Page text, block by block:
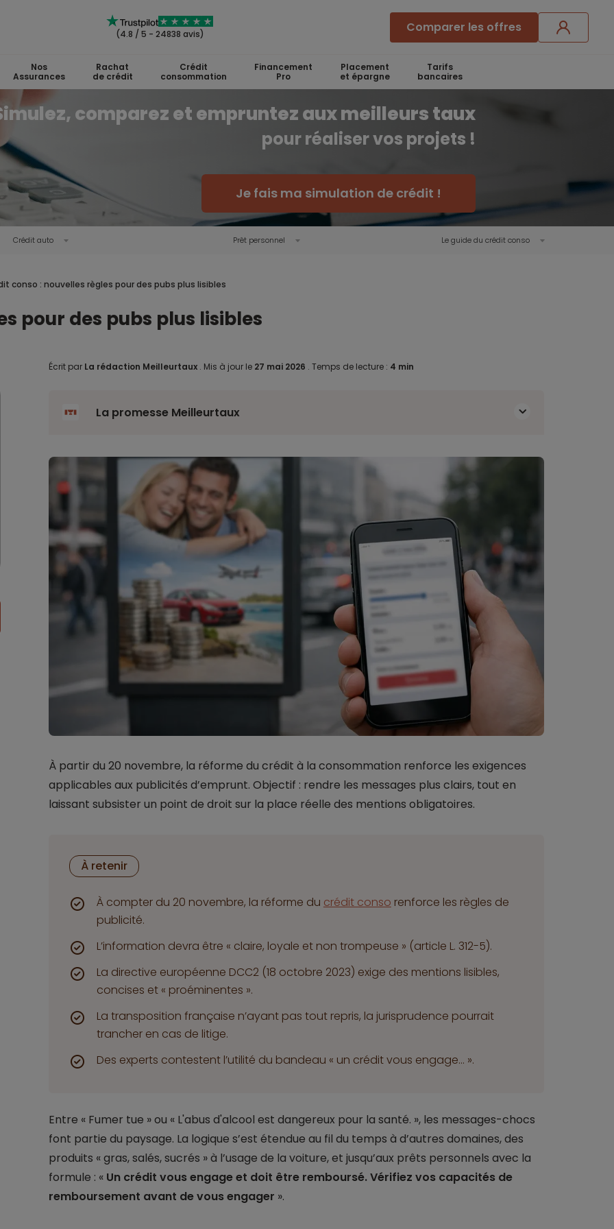
(4.8 / 5 - 24838 avis) Comparer les offres
Nos
Assurances
Rachat
de crédit
Crédit
consommation
Financement
Pro
Placement
et épargne
Tarifs
bancaires
comparez et empruntez aux meilleurs taux
pour réaliser vos projets !
Je fais ma simulation de crédit !
Crédit auto Prêt personnel Le guide du crédit conso
conso : nouvelles règles pour des pubs plus lisibles
pour des pubs plus lisibles
Écrit par La rédaction Meilleurtaux . Mis à jour le 27 mai 2026 . Temps de lecture : 4 min
La promesse Meilleurtaux
À partir du 20 novembre, la réforme du crédit à la consommation renforce les exigences
applicables aux publicités d’emprunt. Objectif : rendre les messages plus clairs, tout en
laissant subsister un point de droit sur la place réelle des mentions obligatoires.
À retenir
À compter du 20 novembre, la réforme du crédit conso renforce les règles de
publicité.
L’information devra être « claire, loyale et non trompeuse » (article L. 312-5).
La directive européenne DCC2 (18 octobre 2023) exige des mentions lisibles,
concises et « proéminentes ».
La transposition française n’ayant pas tout repris, la jurisprudence pourrait
trancher en cas de litige.
Des experts contestent l’utilité du bandeau « un crédit vous engage... ».
Entre « Fumer tue » ou « L'abus d'alcool est dangereux pour la santé. », les messages-chocs
font partie du paysage. La logique s’est étendue au fil du temps à d’autres domaines, des
produits « gras, salés, sucrés » à l’usage de la voiture, et jusqu’aux prêts personnels avec la
formule : « Un crédit vous engage et doit être remboursé. Vérifiez vos capacités de
remboursement avant de vous engager ».